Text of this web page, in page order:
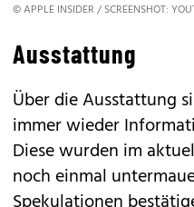
© APPLE INSIDER / SCREENSHOT:
Ausstattung
Über die Ausstattung
immer wieder
Diese wurden im
noch einmal